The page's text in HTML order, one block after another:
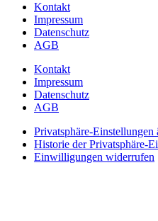
Kontakt
Impressum
Datenschutz
AGB
Kontakt
Impressum
Datenschutz
AGB
Privatsphäre-Einstellungen
Historie der Privatsphäre-
Einwilligungen widerrufen